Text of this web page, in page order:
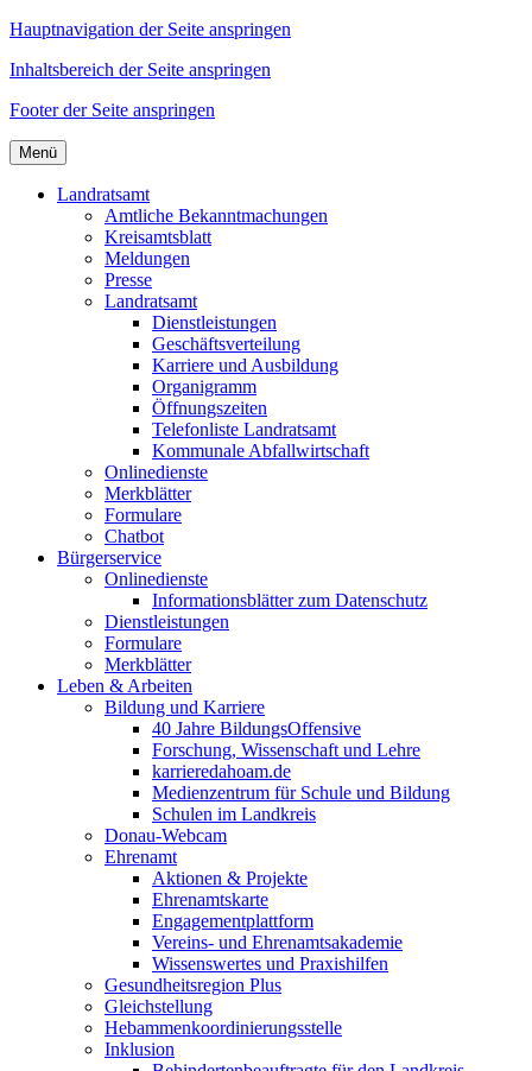
Hauptnavigation der Seite anspringen
Inhaltsbereich der Seite anspringen
Footer der Seite anspringen
Menü
Landratsamt
Amtliche Bekanntmachungen
Kreisamtsblatt
Meldungen
Presse
Landratsamt
Dienstleistungen
Geschäftsverteilung
Karriere und Ausbildung
Organigramm
Öffnungszeiten
Telefonliste Landratsamt
Kommunale Abfallwirtschaft
Onlinedienste
Merkblätter
Formulare
Chatbot
Bürgerservice
Onlinedienste
Informationsblätter zum Datenschutz
Dienstleistungen
Formulare
Merkblätter
Leben & Arbeiten
Bildung und Karriere
40 Jahre BildungsOffensive
Forschung, Wissenschaft und Lehre
karrieredahoam.de
Medienzentrum für Schule und Bildung
Schulen im Landkreis
Donau-Webcam
Ehrenamt
Aktionen & Projekte
Ehrenamtskarte
Engagementplattform
Vereins- und Ehrenamtsakademie
Wissenswertes und Praxishilfen
Gesundheitsregion Plus
Gleichstellung
Hebammenkoordinierungsstelle
Inklusion